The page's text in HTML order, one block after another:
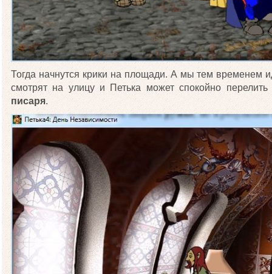
Тогда начнутся крики на площади. А мы тем временем
смотрят на улицу и Петька может спокойно перелить
писаря.